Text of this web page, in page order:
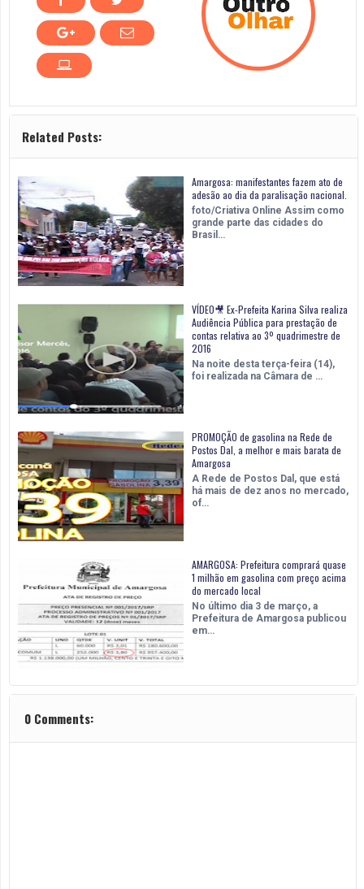
Related Posts:
Amargosa: manifestantes fazem ato de
adesão ao dia da paralisação nacional.
foto/Criativa Online Assim como
grande parte das cidades do
Brasil…
VÍDEO🎥 Ex-Prefeita Karina Silva realiza
Audiência Pública para prestação de
contas relativa ao 3º quadrimestre de
2016
Na noite desta terça-feira (14),
foi realizada na Câmara de …
PROMOÇÃO de gasolina na Rede de
Postos Dal, a melhor e mais barata de
Amargosa
A Rede de Postos Dal, que está
há mais de dez anos no mercado,
of…
AMARGOSA: Prefeitura comprará quase
1 milhão em gasolina com preço acima
do mercado local
No último dia 3 de março, a
Prefeitura de Amargosa publicou
em…
0 Comments: